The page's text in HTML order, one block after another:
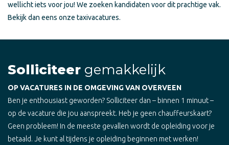
wellicht iets voor jou! We zoeken kandidaten voor dit prachtige vak.
Bekijk dan eens onze taxivacatures.
Solliciteer gemakkelijk
OP VACATURES IN DE OMGEVING VAN OVERVEEN
Ben je enthousiast geworden? Solliciteer dan – binnen 1 minuut –
op de vacature die jou aanspreekt. Heb je geen chauffeurskaart?
Geen probleem! In de meeste gevallen wordt de opleiding voor je
betaald. Je kunt al tijdens je opleiding beginnen met werken!